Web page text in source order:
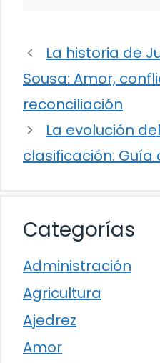
La historia de
Sousa: Amor,
reconciliación
La evolución
clasificación:
Categorías
Administración
Agricultura
Ajedrez
Amor